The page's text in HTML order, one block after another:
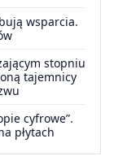
wsparcia.
stopniu
tajemnicy
cyfrowe”.
płytach